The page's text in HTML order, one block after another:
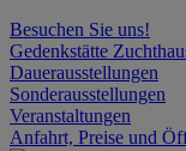
Besuchen Sie uns!
Gedenkstätte
Dauerausstellungen
Sonderausstellungen
Veranstaltungen
Anfahrt, Preise und